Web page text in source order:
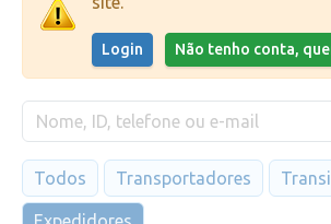
Login Não tenho conta,
Todos Transportadores